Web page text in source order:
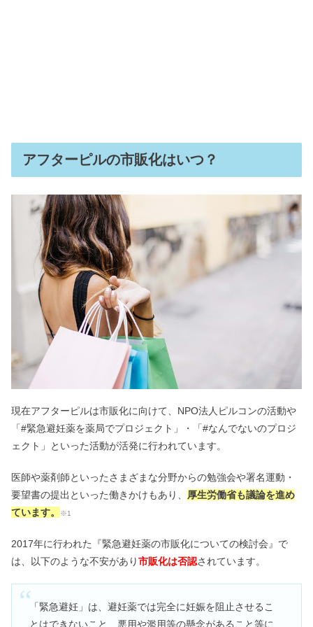
アフターピルの市販化はいつ？
現在アフターピルは市販化に向けて、NPO法人ピルコンの活動や
「#緊急避妊薬を薬局でプロジェクト」・「#なんでないのプロジ
ェクト」といった活動が活発に行われています。
医師や薬剤師といったさまざまな分野からの勉強会や署名運動・
要望書の提出といった働きかけもあり、 厚生労働省も議論を進め
ています。
※1
2017年に行われた『緊急避妊薬の市販化についての検討会』で
は、以下のような不安があり市販化は否認されています。
「緊急避妊」は、避妊薬では完全に妊娠を阻止させるこ
とはできないこと、悪用や濫用等の懸念があること等に